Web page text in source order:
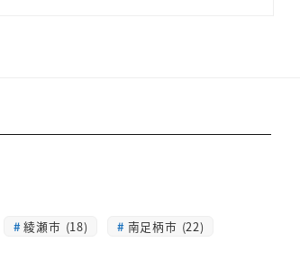
綾瀬市 (18)
南足柄市 (22)